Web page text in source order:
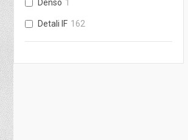
Denso 1
Detali IF 162